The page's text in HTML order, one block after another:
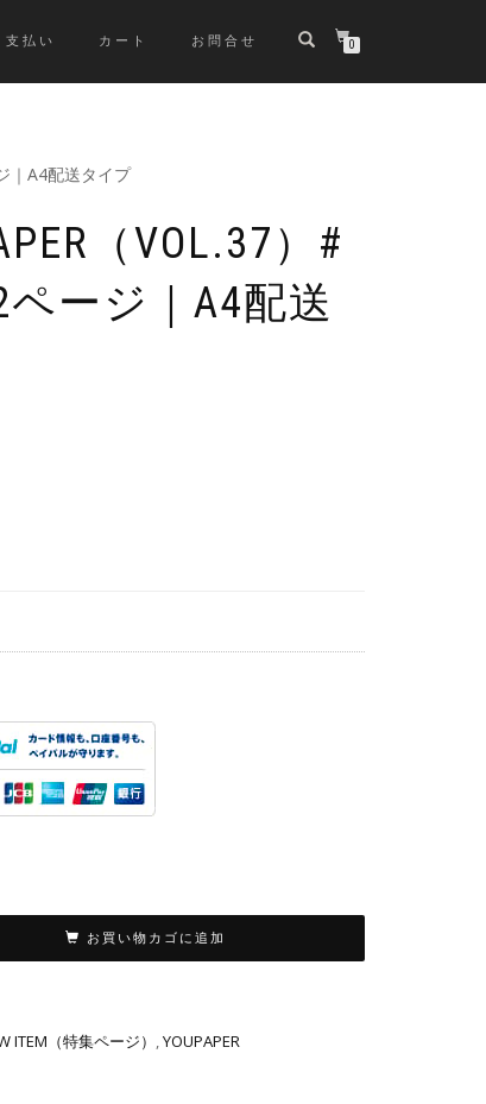
支払い カート お問合せ 0
｜A4配送タイプ
（VOL.37）#
ージ｜A4配送
お買い物カゴに追加
ITEM（特集ページ） ,YOUPAPER